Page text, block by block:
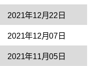
2021年12月22日
2021年12月07日
2021年11月05日